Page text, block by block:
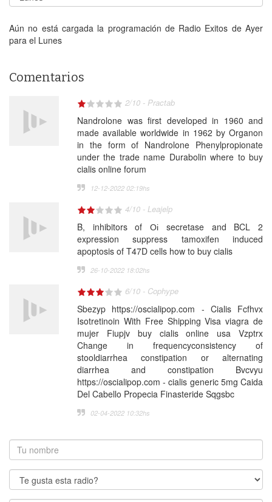
Aún no está cargada la programación de Radio Exitos de Ayer
para el Lunes
Comentarios
2/10 - Practab
Nandrolone was first developed in 1960 and
made available worldwide in 1962 by Organon
in the form of Nandrolone Phenylpropionate
under the trade name Durabolin where to buy
cialis online forum
12-12-2022 02:19hs
4/10 - Leajelp
B, inhibitors of Оі secretase and BCL 2
expression suppress tamoxifen induced
apoptosis of T47D cells how to buy cialis
26-10-2022 18:02hs
6/10 - Cophype
Sbezyp https://oscialipop.com - Cialis Fcfhvx
Isotretinoin With Free Shipping Visa viagra de
mujer Fiupjv buy cialis online usa Vzptrx
Change in frequencyconsistency of
stooldiarrhea constipation or alternating
diarrhea and constipation Bvcvyu
https://oscialipop.com - cialis generic 5mg Caida
Del Cabello Propecia Finasteride Sqgsbc
02-04-2022 10:32hs